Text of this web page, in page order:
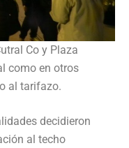
Co y Plaza
como en otros
al tarifazo.
decidieron
al techo